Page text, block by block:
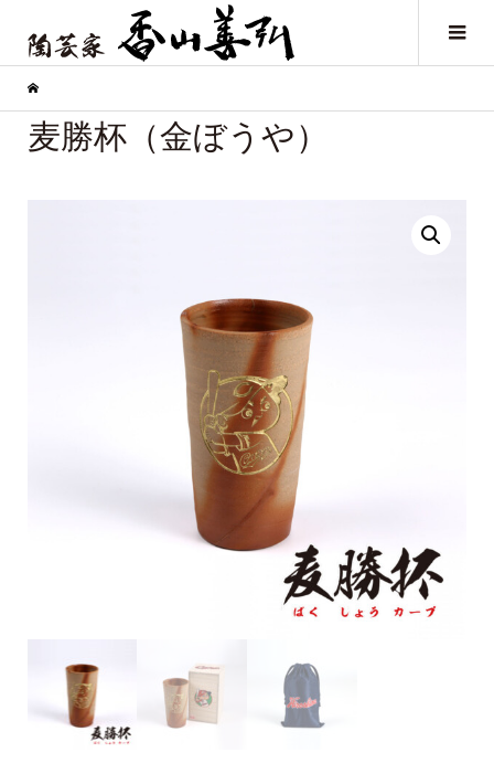
麦勝杯（金ぼうや）